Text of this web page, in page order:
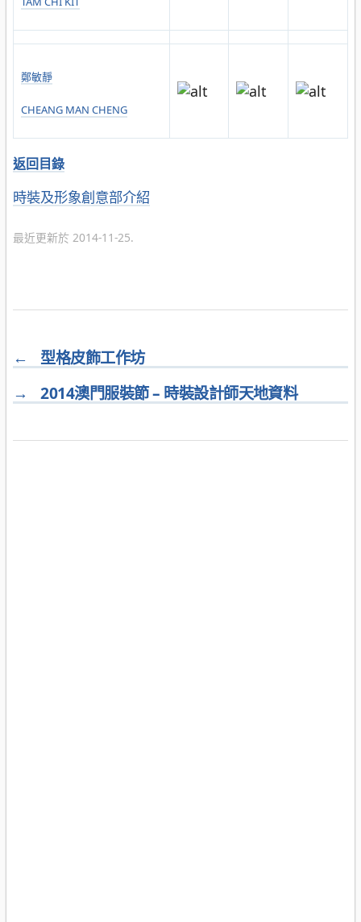
鄭敏靜
CHEANG MAN CHENG
返回目錄
分
時裝及形象創意部介紹
最近更新於 2014-11-25.
←
型格皮飾工作坊
→
2014澳門服裝節 – 時裝設計師天地資料